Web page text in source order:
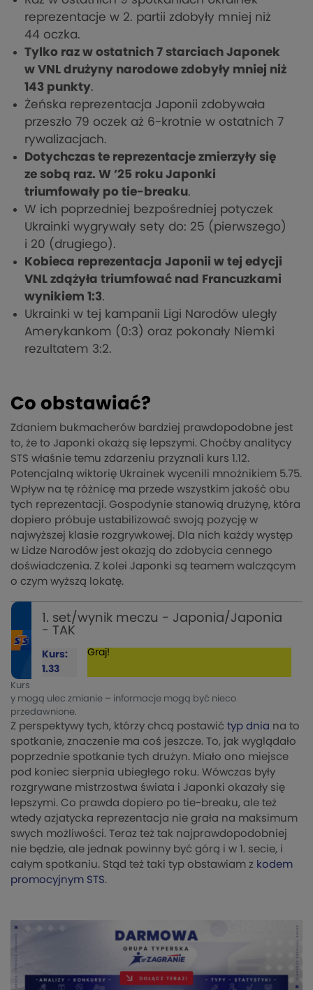
reprezentacje w 2. partii zdobyły mniej niż
44 oczka.
Tylko raz w ostatnich 7 starciach Japonek
w VNL drużyny narodowe zdobyły mniej niż
143 punkty.
Żeńska reprezentacja Japonii zdobywała
przeszło 79 oczek aż 6-krotnie w ostatnich 7
rywalizacjach.
Dotychczas te reprezentacje zmierzyły się
ze sobą raz. W ’25 roku Japonki
triumfowały po tie-breaku.
W ich poprzedniej bezpośredniej potyczek
Ukrainki wygrywały sety do: 25 (pierwszego)
i 20 (drugiego).
Kobieca reprezentacja Japonii w tej edycji
VNL zdążyła triumfować nad Francuzkami
wynikiem 1:3.
Ukrainki w tej kampanii Ligi Narodów uległy
Amerykankom (0:3) oraz pokonały Niemki
rezultatem 3:2.
Co obstawiać?
Zdaniem bukmacherów bardziej prawdopodobne jest
to, że to Japonki okażą się lepszymi. Choćby analitycy
STS właśnie temu zdarzeniu przyznali kurs 1.12.
Potencjalną wiktorię Ukrainek wycenili mnożnikiem 5.75.
Wpływ na tę różnicę ma przede wszystkim jakość obu
tych reprezentacji. Gospodynie stanowią drużynę, która
dopiero próbuje ustabilizować swoją pozycję w
najwyższej klasie rozgrywkowej. Dla nich każdy występ
w Lidze Narodów jest okazją do zdobycia cennego
doświadczenia. Z kolei Japonki są teamem walczącym
o czym wyższą lokatę.
1. set/wynik meczu - Japonia/Japonia
- TAK
Kurs:
1.33
Graj!
Kurs
y mogą ulec zmianie – informacje mogą być nieco
przedawnione.
Z perspektywy tych, którzy chcą postawić typ dnia na to
spotkanie, znaczenie ma coś jeszcze. To, jak wyglądało
poprzednie spotkanie tych drużyn. Miało ono miejsce
pod koniec sierpnia ubiegłego roku. Wówczas były
rozgrywane mistrzostwa świata i Japonki okazały się
lepszymi. Co prawda dopiero po tie-breaku, ale też
wtedy azjatycka reprezentacja nie grała na maksimum
swych możliwości. Teraz też tak najprawdopodobniej
nie będzie, ale jednak powinny być górą i w 1. secie, i
całym spotkaniu. Stąd też taki typ obstawiam z kodem
promocyjnym STS.